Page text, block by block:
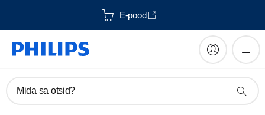
E-pood
Mida sa otsid?